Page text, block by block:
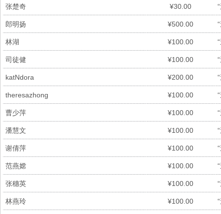
张楚奇 ¥30.00
郎明扬 ¥500.00
林湖 ¥100.00
司徒健 ¥100.00
katNdora ¥200.00
theresazhong ¥100.00
曹少萍 ¥100.00
潘慧文 ¥100.00
谢倩萍 ¥100.00
范燕嫦 ¥100.00
张穗英 ¥100.00
林燕玲 ¥100.00